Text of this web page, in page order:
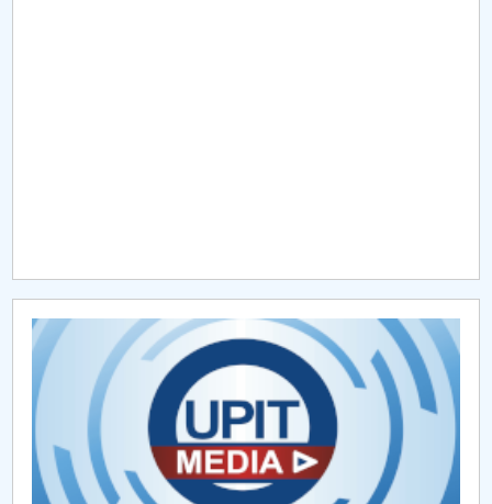
CAR2026
MENIU CANTINA
Sesiunea III de admitere licență
Sesiunea II de admitere licență